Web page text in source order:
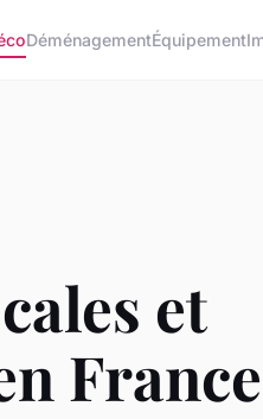
DéménagementÉquipement
et
France